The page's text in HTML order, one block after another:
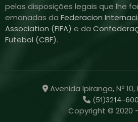
pelas disposições legais que lhe
emanadas da Federacion
Association (FIFA) e da
Futebol (CBF).
Avenida Ipiranga, Nº
(51)3214-
Copyright © 2020